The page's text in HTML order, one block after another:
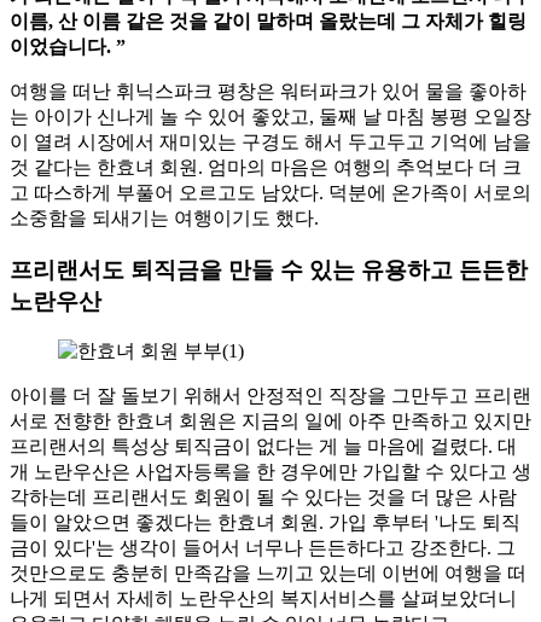
이름, 산 이름 같은 것을 같이 말하며 올랐는데 그 자체가 힐링
이었습니다. ”
여행을 떠난 휘닉스파크 평창은 워터파크가 있어 물을 좋아하
는 아이가 신나게 놀 수 있어 좋았고, 둘째 날 마침 봉평 오일장
이 열려 시장에서 재미있는 구경도 해서 두고두고 기억에 남을
것 같다는 한효녀 회원. 엄마의 마음은 여행의 추억보다 더 크
고 따스하게 부풀어 오르고도 남았다. 덕분에 온가족이 서로의
소중함을 되새기는 여행이기도 했다.
프리랜서도 퇴직금을 만들 수 있는 유용하고 든든한
노란우산
아이를 더 잘 돌보기 위해서 안정적인 직장을 그만두고 프리랜
서로 전향한 한효녀 회원은 지금의 일에 아주 만족하고 있지만
프리랜서의 특성상 퇴직금이 없다는 게 늘 마음에 걸렸다. 대
개 노란우산은 사업자등록을 한 경우에만 가입할 수 있다고 생
각하는데 프리랜서도 회원이 될 수 있다는 것을 더 많은 사람
들이 알았으면 좋겠다는 한효녀 회원. 가입 후부터 '나도 퇴직
금이 있다'는 생각이 들어서 너무나 든든하다고 강조한다. 그
것만으로도 충분히 만족감을 느끼고 있는데 이번에 여행을 떠
나게 되면서 자세히 노란우산의 복지서비스를 살펴보았더니